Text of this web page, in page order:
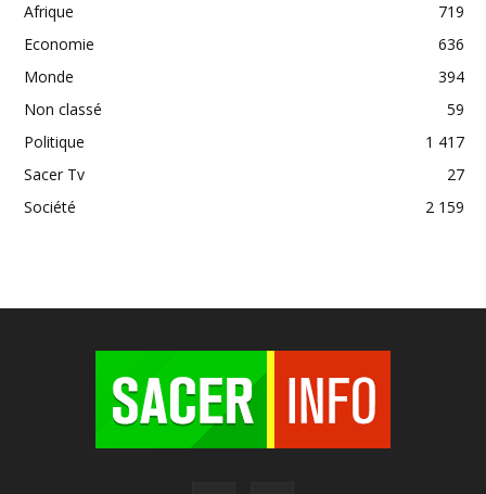
Afrique
719
Economie
636
Monde
394
Non classé
59
Politique
1 417
Sacer Tv
27
Société
2 159